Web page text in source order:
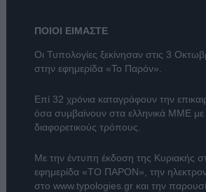
ΠΟΙΟΙ ΕΙΜΑΣΤΕ
Οι Τυπολογίες ξεκίνησαν στις 3
στην εφημερίδα «Το Παρόν».
Επί 32 χρόνια καταγράφουν την
όσα συμβαίνουν στα ελληνικά ΜΜΕ με
διαφορετικούς τρόπους.
Με την έντυπη έκδοση της Κυριακής
εφημερίδα «ΤΟ ΠΑΡΟΝ» , την
στο www.typologies.grκαι την